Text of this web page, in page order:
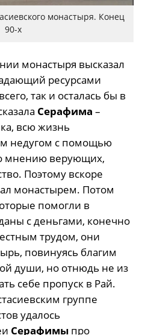
монастыря. Конец
90-х
монастыря высказал
ресурсами
так и осталась бы в
Серафима –
всю жизнь
недугом с помощью
мнению верующих,
Поэтому вскоре
монастырем. Потом
помогли в
с деньгами, конечно
трудом, они
повинуясь благим
души, но отнюдь не из
себе пропуск в Рай.
группе
удалось
Серафимы про